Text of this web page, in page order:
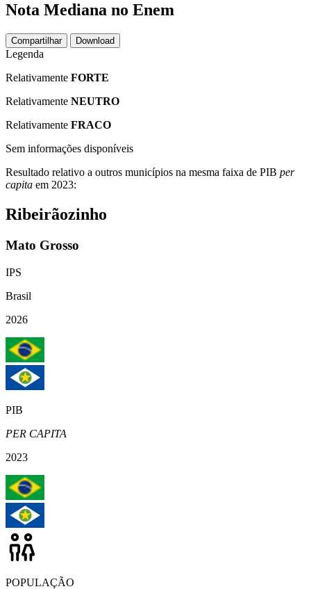
Nota Mediana no Enem
Compartilhar Download
Legenda
Relativamente FORTE
Relativamente NEUTRO
Relativamente FRACO
Sem informações disponíveis
Resultado relativo a outros municípios na mesma faixa de PIB per
capita em 2023:
Ribeirãozinho
Mato Grosso
IPS
Brasil
2026
PIB
PER CAPITA
2023
POPULAÇÃO